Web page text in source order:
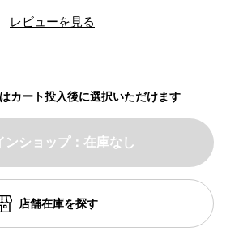
レビューを見る
カート投入後に選択いただけます
ンショップ：在庫なし
店舗在庫を探す